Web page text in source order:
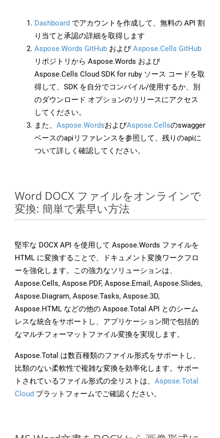
Dashboard でアカウントを作成して、無料の API 割
り当てと承認の詳細を取得します
Aspose.Words GitHub およびAspose.Cells GitHub
リポジトリから Aspose.Words および
Aspose.Cells Cloud SDK for ruby ソース コードを取
得して、SDK を自分でコンパイル/使用するか、別
のダウンロード オプションのリリースにアクセス
してください。
また、 Aspose.WordsおよびAspose.Cellsのswagger
ベースのapiリファレンスを参照して、残りのapiに
ついて詳しく確認してください。
Word DOCX ファイルをオンラインで
変換: 簡単で素早い方法
堅牢な DOCX API を使用して Aspose.Words ファイルを
HTML に変換することで、ドキュメント変換ワークフロ
ーを強化します。この強力なソリューションは、
Aspose.Cells, Aspose.PDF, Aspose.Email, Aspose.Slides,
Aspose.Diagram, Aspose.Tasks, Aspose.3D,
Aspose.HTML などの他の Aspose.Total API とのシーム
レスな統合をサポートし、アプリケーション間で包括的
なマルチフォーマットファイル変換を実現します。
Aspose.Total は数百種類のファイル形式をサポートし、
比類のない柔軟性で複雑な変換を効率化します。サポー
トされているファイル形式の全リストは、 Aspose.Total
Cloud プラットフォームでご確認ください。